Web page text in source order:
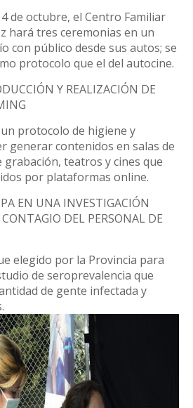
de octubre, el Centro Familiar
hará tres ceremonias en un
con público desde sus autos; se
protocolo que el del autocine.
Y REALIZACIÓN DE
protocolo de higiene y
generar contenidos en salas de
grabación, teatros y cines que
por plataformas online.
EN UNA INVESTIGACIÓN
DEL PERSONAL DE
elegido por la Provincia para
de seroprevalencia que
de gente infectada y